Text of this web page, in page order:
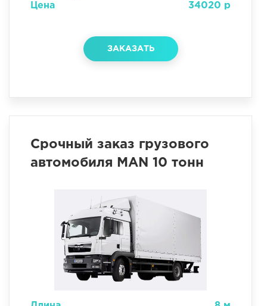
Цена
34020 р
ЗАКАЗАТЬ
Срочный заказ грузового
автомобиля MAN 10 тонн